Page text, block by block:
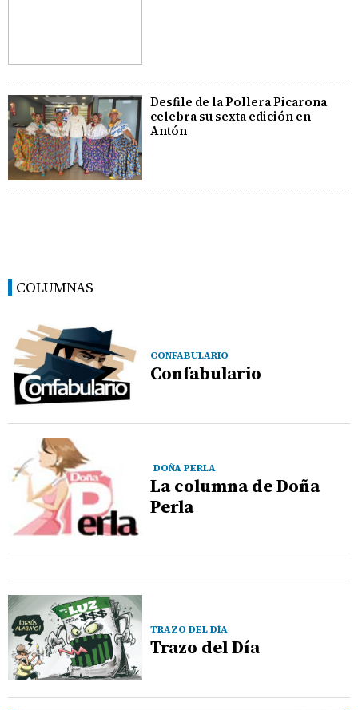
Desfile de la Pollera Picarona
celebra su sexta edición en
Antón
COLUMNAS
CONFABULARIO
Confabulario
DOÑA PERLA
La columna de Doña
Perla
TRAZO DEL DÍA
Trazo del Día